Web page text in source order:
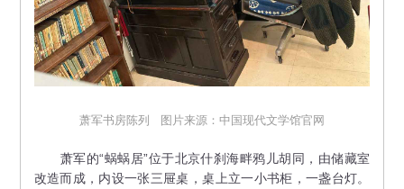
萧军书房陈列 图片来源：中国现代文学馆官网
萧军的“蜗蜗居”位于北京什刹海畔鸦儿胡同，由储藏室
改造而成，内设一张三屉桌，桌上立一小书柜，一盏台灯。